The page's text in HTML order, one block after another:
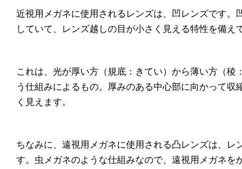
近視用メガネに使用されるレンズは、凹レンズです。
していて、レンズ越しの目が小さく見える特性を備え
これは、光が厚い方（規底：きてい）から薄い方（
う仕組みによるもの。厚みのある中心部に向かって
く見えます。
ちなみに、遠視用メガネに使用される凸レンズは、
す。虫メガネのような仕組みなので、遠視用メガネを